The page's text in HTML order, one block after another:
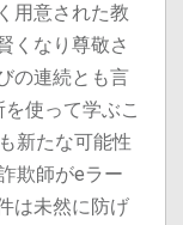
用意された教
くなり尊敬さ
の連続とも言
使って学ぶこ
新たな可能性
欺師がeラー
は未然に防げ